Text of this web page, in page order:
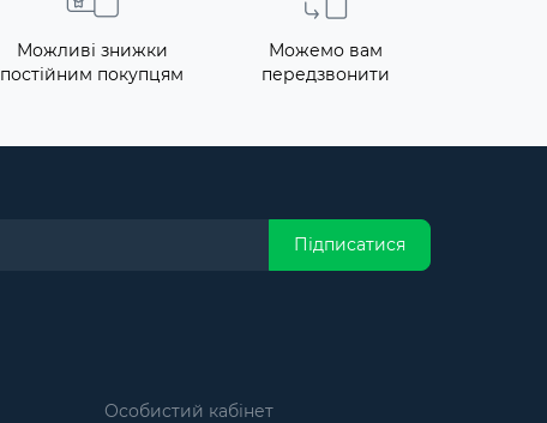
Можливі знижки
постійним покупцям
Можемо вам
передзвонити
Підписатися
Особистий кабінет